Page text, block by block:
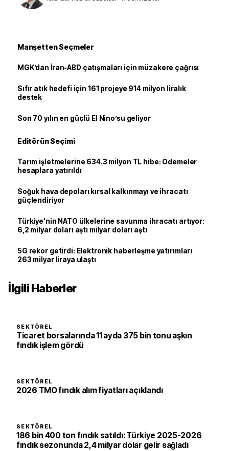
Manşetten Seçmeler
MGK’dan İran-ABD çatışmaları için müzakere çağrısı
Sıfır atık hedefi için 161 projeye 914 milyon liralık
destek
Son 70 yılın en güçlü El Nino’su geliyor
Editörün Seçimi
Tarım işletmelerine 634.3 milyon TL hibe: Ödemeler
hesaplara yatırıldı
Soğuk hava depoları kırsal kalkınmayı ve ihracatı
güçlendiriyor
Türkiye'nin NATO ülkelerine savunma ihracatı artıyor:
6,2 milyar doları aştı milyar doları aştı
5G rekor getirdi: Elektronik haberleşme yatırımları
263 milyar liraya ulaştı
İlgili Haberler
SEKTÖREL
Ticaret borsalarında 11 ayda 375 bin tonu aşkın
fındık işlem gördü
SEKTÖREL
2026 TMO fındık alım fiyatları açıklandı
SEKTÖREL
186 bin 400 ton fındık satıldı: Türkiye 2025-2026
fındık sezonunda 2,4 milyar dolar gelir sağladı